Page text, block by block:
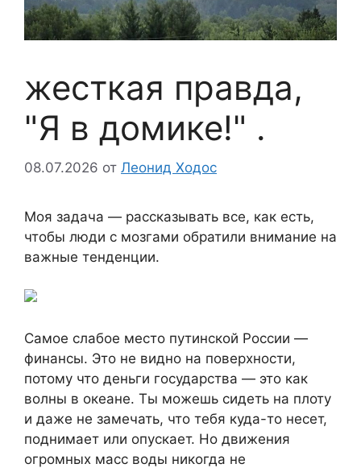
жесткая правда,
"Я в домике!" .
08.07.2026 от Леонид Ходос
Моя задача — рассказывать все, как есть,
чтобы люди с мозгами обратили внимание на
важные тенденции.
Самое слабое место путинской России —
финансы. Это не видно на поверхности,
потому что деньги государства — это как
волны в океане. Ты можешь сидеть на плоту
и даже не замечать, что тебя куда-то несет,
поднимает или опускает. Но движения
огромных масс воды никогда не